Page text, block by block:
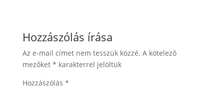
Hozzászólás írása
Az e-mail címet nem tesszük közzé. A kötelező
mezőket * karakterrel jelöltük
Hozzászólás *